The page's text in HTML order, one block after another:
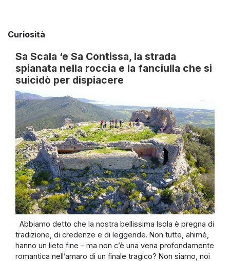
Curiosità
Sa Scala ‘e Sa Contissa, la strada
spianata nella roccia e la fanciulla che si
suicidò per dispiacere
Abbiamo detto che la nostra bellissima Isola è pregna di
tradizione, di credenze e di leggende. Non tutte, ahimé,
hanno un lieto fine – ma non c’è una vena profondamente
romantica nell’amaro di un finale tragico? Non siamo, noi